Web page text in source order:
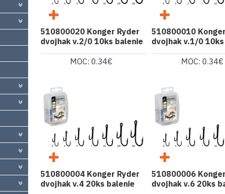
510800020 Konger Ryder
dvojhak v.2/0 10ks balenie
MOC: 0.34€
510800010
dvojhak v.1/0
MOC: 0.34€
510800004 Konger Ryder
dvojhak v.4 20ks balenie
510800006
dvojhak v.6 20ks